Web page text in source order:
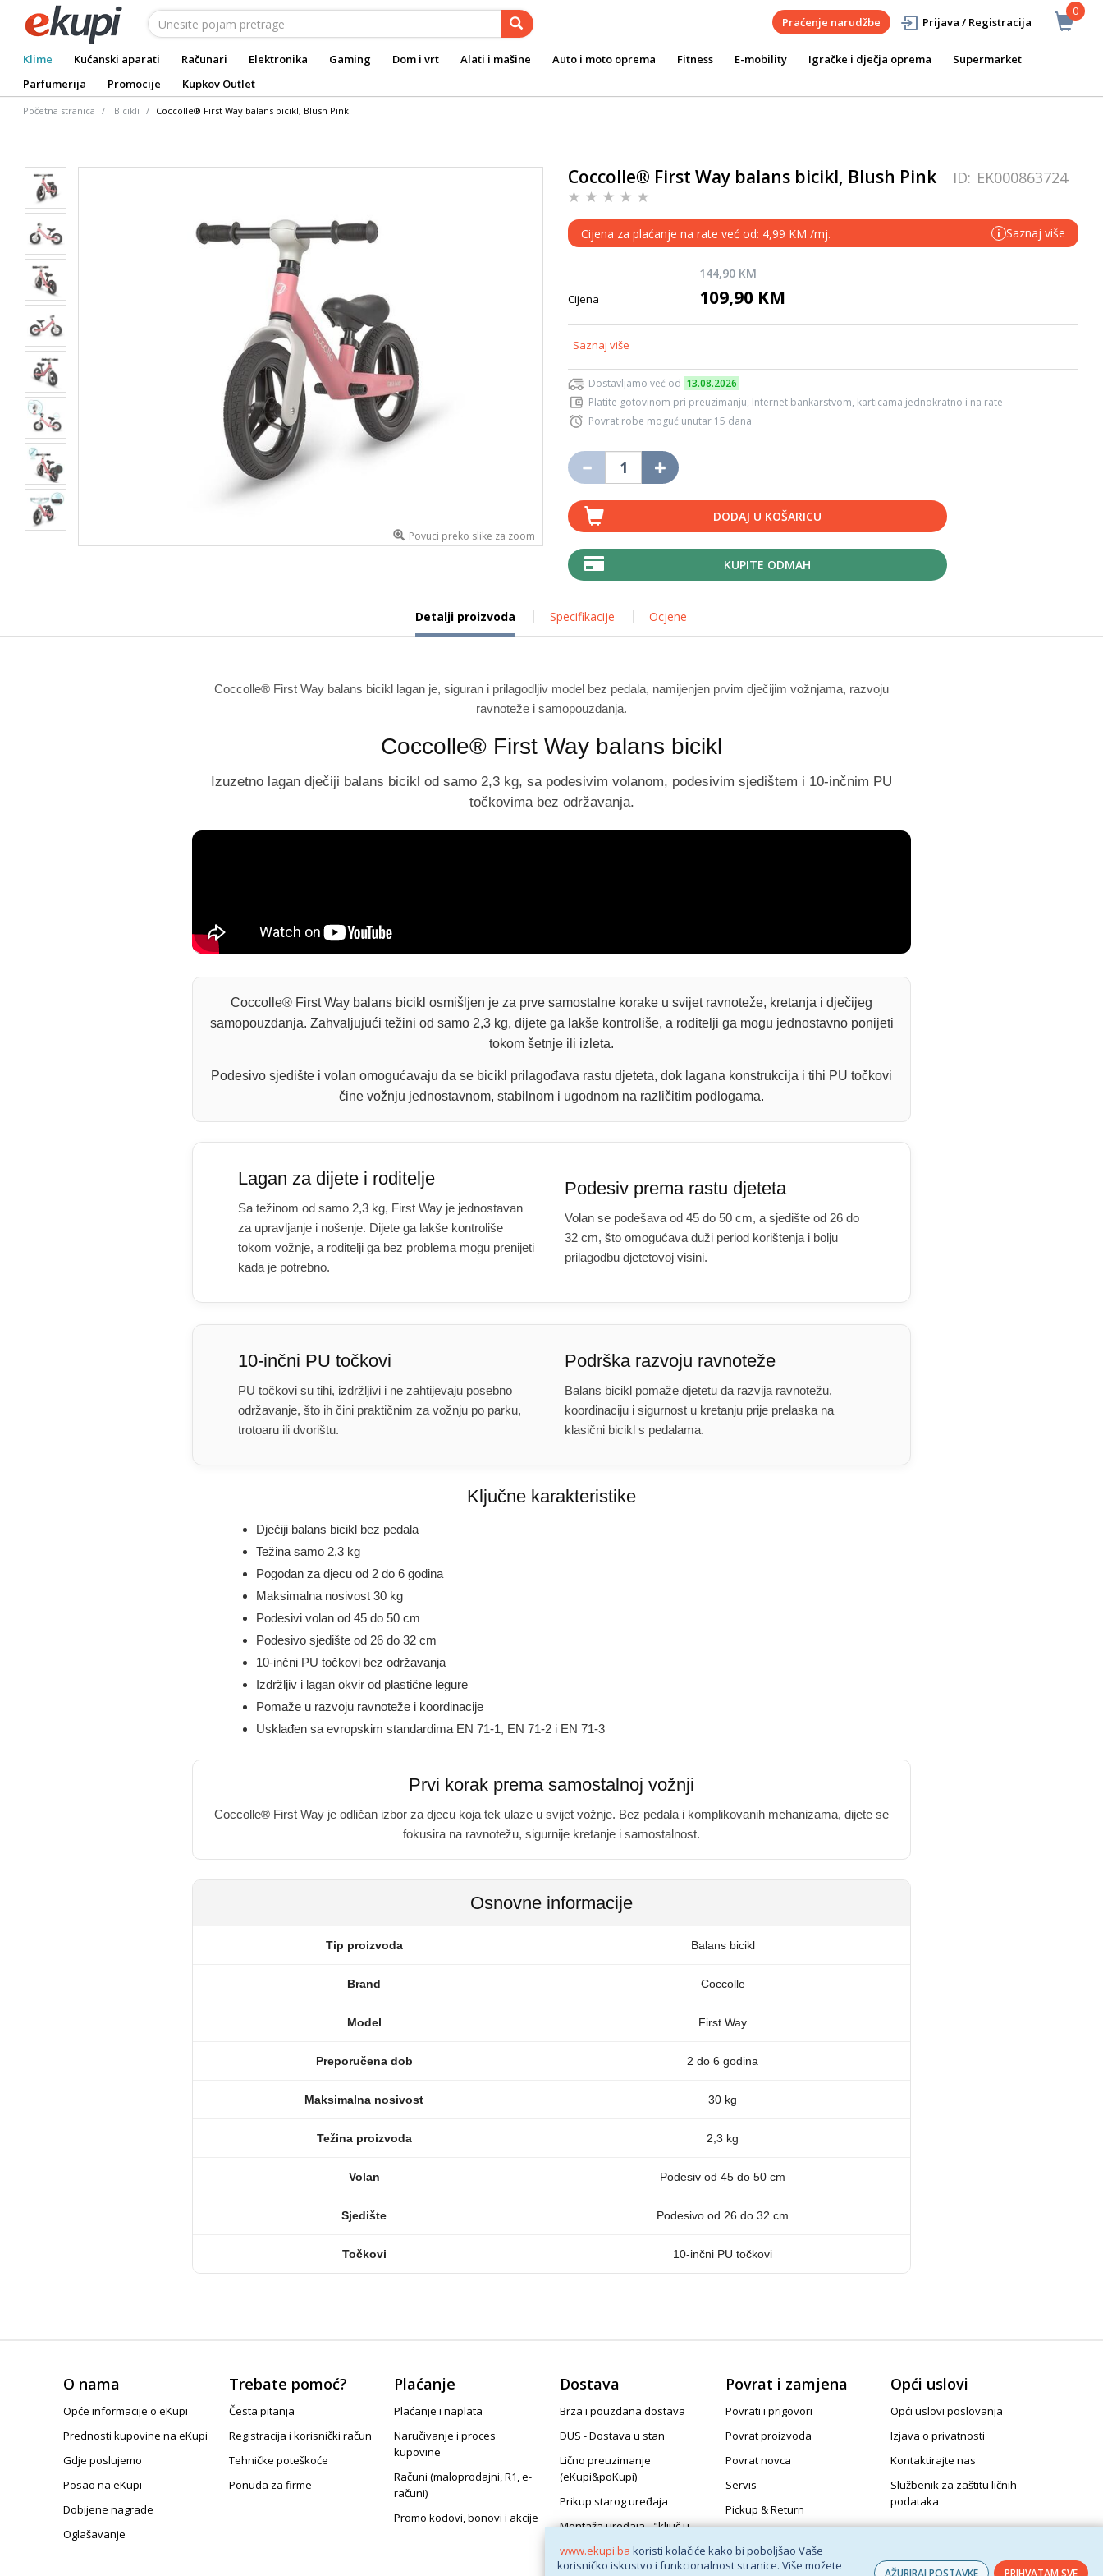
www.ekupi.ba koristi kolačiće kako bi poboljšao Vaše
korisničko iskustvo i funkcionalnost stranice. Više možete
AŽURIRAJ POSTAVKE PRIHVATAM SVE
0
Praćenje narudžbe Prijava / Registracija
Klime Kućanski aparati Računari Elektronika Gaming Dom i vrt Alati i mašine Auto i moto oprema Fitness E-mobility Igračke i dječja oprema
Supermarket
Parfumerija
Promocije Kupkov Outlet
Početna stranica Bicikli Coccolle® First Way balans bicikl, Blush Pink
Povuci preko slike za zoom
Coccolle® First Way balans bicikl, Blush Pink ID: EK000863724
Cijena za plaćanje na rate već od: 4,99 KM /mj. i Saznaj više
144,90 KM
Cijena 109,90 KM
Saznaj više
Dostavljamo već od 13.08.2026
Platite gotovinom pri preuzimanju, Internet bankarstvom, karticama jednokratno i na rate
Povrat robe moguć unutar 15 dana
DODAJ U KOŠARICU
KUPITE ODMAH
Detalji proizvoda Specifikacije Ocjene
Coccolle® First Way balans bicikl lagan je, siguran i prilagodljiv model bez pedala, namijenjen prvim dječijim vožnjama, razvoju
ravnoteže i samopouzdanja.
Coccolle® First Way balans bicikl
Izuzetno lagan dječiji balans bicikl od samo 2,3 kg, sa podesivim volanom, podesivim sjedištem i 10-inčnim PU
točkovima bez održavanja.
Coccolle® First Way balans bicikl osmišljen je za prve samostalne korake u svijet ravnoteže, kretanja i dječijeg
samopouzdanja. Zahvaljujući težini od samo 2,3 kg, dijete ga lakše kontroliše, a roditelji ga mogu jednostavno ponijeti
tokom šetnje ili izleta.
Podesivo sjedište i volan omogućavaju da se bicikl prilagođava rastu djeteta, dok lagana konstrukcija i tihi PU točkovi
čine vožnju jednostavnom, stabilnom i ugodnom na različitim podlogama.
Lagan za dijete i roditelje
Sa težinom od samo 2,3 kg, First Way je jednostavan
za upravljanje i nošenje. Dijete ga lakše kontroliše
tokom vožnje, a roditelji ga bez problema mogu prenijeti
kada je potrebno.
Podesiv prema rastu djeteta
Volan se podešava od 45 do 50 cm, a sjedište od 26 do
32 cm, što omogućava duži period korištenja i bolju
prilagodbu djetetovoj visini.
10-inčni PU točkovi
PU točkovi su tihi, izdržljivi i ne zahtijevaju posebno
održavanje, što ih čini praktičnim za vožnju po parku,
trotoaru ili dvorištu.
Podrška razvoju ravnoteže
Balans bicikl pomaže djetetu da razvija ravnotežu,
koordinaciju i sigurnost u kretanju prije prelaska na
klasični bicikl s pedalama.
Ključne karakteristike
Dječiji balans bicikl bez pedala
Težina samo 2,3 kg
Pogodan za djecu od 2 do 6 godina
Maksimalna nosivost 30 kg
Podesivi volan od 45 do 50 cm
Podesivo sjedište od 26 do 32 cm
10-inčni PU točkovi bez održavanja
Izdržljiv i lagan okvir od plastične legure
Pomaže u razvoju ravnoteže i koordinacije
Usklađen sa evropskim standardima EN 71-1, EN 71-2 i EN 71-3
Prvi korak prema samostalnoj vožnji
Coccolle® First Way je odličan izbor za djecu koja tek ulaze u svijet vožnje. Bez pedala i komplikovanih mehanizama, dijete se
fokusira na ravnotežu, sigurnije kretanje i samostalnost.
Osnovne informacije
Tip proizvoda Balans bicikl
Brand Coccolle
Model First Way
Preporučena dob 2 do 6 godina
Maksimalna nosivost 30 kg
Težina proizvoda 2,3 kg
Volan Podesiv od 45 do 50 cm
Sjedište Podesivo od 26 do 32 cm
Točkovi 10-inčni PU točkovi
O nama
Opće informacije o eKupi
Prednosti kupovine na eKupi
Gdje poslujemo
Posao na eKupi
Dobijene nagrade
Oglašavanje
Trebate pomoć?
Česta pitanja
Registracija i korisnički račun
Tehničke poteškoće
Ponuda za firme
Plaćanje
Plaćanje i naplata
Naručivanje i proces
kupovine
Računi (maloprodajni, R1, e-
računi)
Promo kodovi, bonovi i akcije
Dostava
Brza i pouzdana dostava
DUS - Dostava u stan
Lično preuzimanje
(eKupi&poKupi)
Prikup starog uređaja
Montaža uređaja - "ključ u
Povrat i zamjena
Povrati i prigovori
Povrat proizvoda
Povrat novca
Servis
Pickup & Return
Opći uslovi
Opći uslovi poslovanja
Izjava o privatnosti
Kontaktirajte nas
Službenik za zaštitu ličnih
podataka